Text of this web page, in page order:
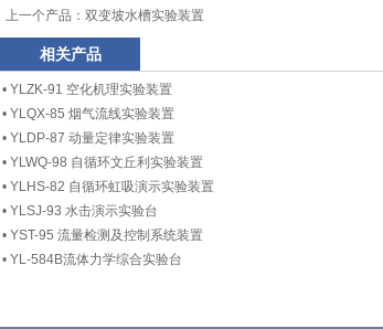
上一个产品： 双变坡水槽实验装置
相关产品
• YLZK-91 空化机理实验装置
• YLQX-85 烟气流线实验装置
• YLDP-87 动量定律实验装置
• YLWQ-98 自循环文丘利实验装置
• YLHS-82 自循环虹吸演示实验装置
• YLSJ-93 水击演示实验台
• YST-95 流量检测及控制系统装置
• YL-584B流体力学综合实验台